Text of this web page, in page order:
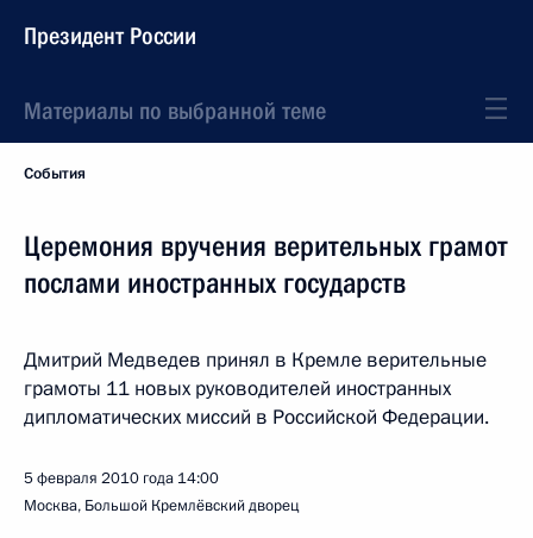
Президент России
Материалы по выбранной теме
События
Церемония вручения верительных грамот
послами иностранных государств
Дмитрий Медведев принял в Кремле верительные
грамоты 11 новых руководителей иностранных
дипломатических миссий в Российской Федерации.
5 февраля 2010 года 14:00
Москва, Большой Кремлёвский дворец